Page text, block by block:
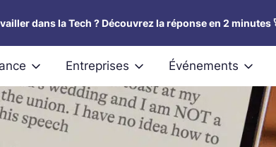
dans la Tech ? Découvrez la réponse en 2 minutes
Entreprises Événements